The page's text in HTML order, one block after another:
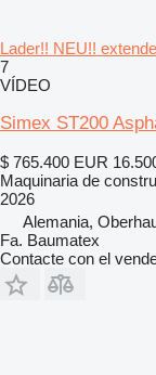
Lader!! NEU!!
7
VÍDEO
Simex ST200
$ 765.400 EUR
Maquinaria de
2026
Alemania,
Fa. Baumatex
Contacte con el